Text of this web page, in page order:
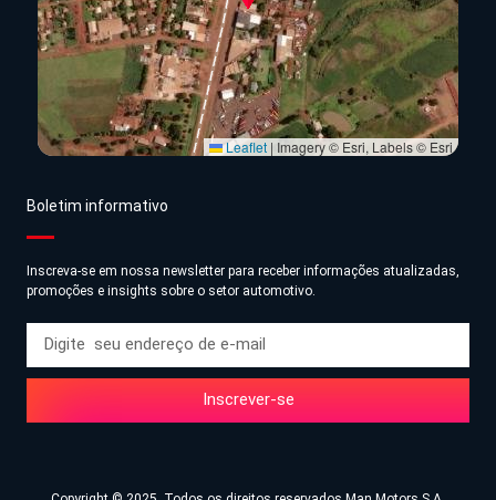
Leaflet | Imagery © Esri, Labels © Esri
Boletim informativo
Inscreva-se em nossa newsletter para receber informações atualizadas,
promoções e insights sobre o setor automotivo.
Inscrever-se